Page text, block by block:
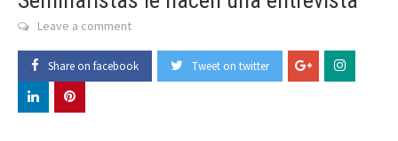
Leave a comment
Share on facebook Tweet on twitter